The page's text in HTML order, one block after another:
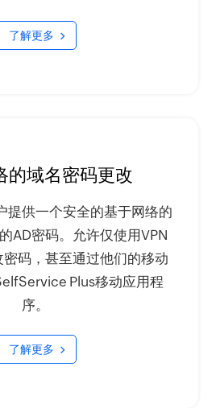
了解更多
的域名密码更改
提供一个安全的基于网络的
AD密码。允许仅使用VPN
码，甚至通过他们的移动
Plus移动应用程
序。
了解更多